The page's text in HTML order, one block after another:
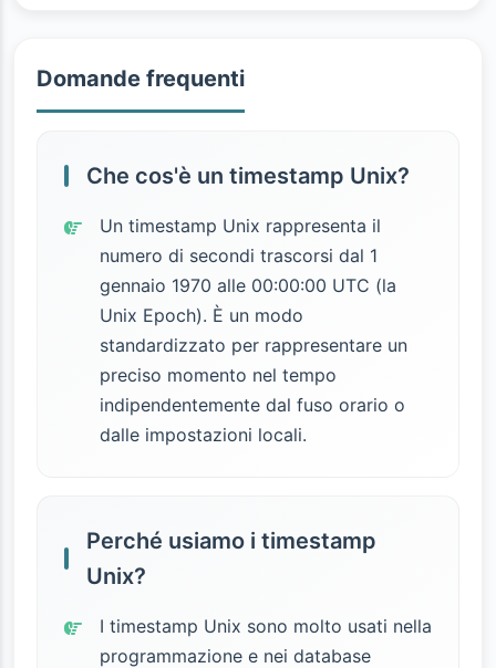
Domande frequenti
Che cos'è un timestamp Unix?
Un timestamp Unix rappresenta il
numero di secondi trascorsi dal 1
gennaio 1970 alle 00:00:00 UTC (la
Unix Epoch). È un modo
standardizzato per rappresentare un
preciso momento nel tempo
indipendentemente dal fuso orario o
dalle impostazioni locali.
Perché usiamo i timestamp
Unix?
I timestamp Unix sono molto usati nella
programmazione e nei database